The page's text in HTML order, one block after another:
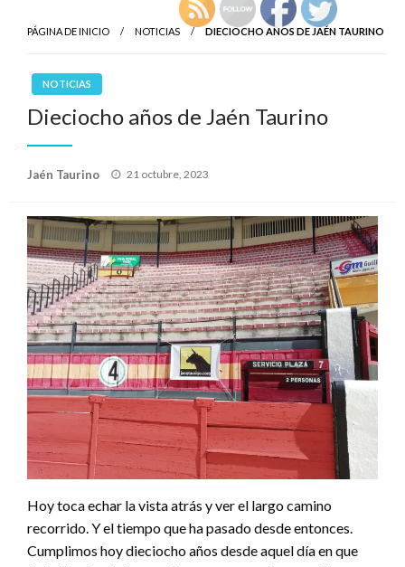
PÁGINA DE INICIO NOTICIAS DIECIOCHO AÑOS DE JAÉN TAURINO
NOTICIAS
Dieciocho años de Jaén Taurino
Jaén Taurino
Publicado
21 octubre, 2023
Hoy toca echar la vista atrás y ver el largo camino
recorrido. Y el tiempo que ha pasado desde entonces.
Cumplimos hoy dieciocho años desde aquel día en que